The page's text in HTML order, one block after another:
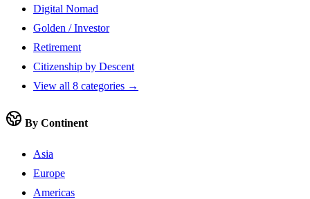
Digital Nomad
Golden / Investor
Retirement
Citizenship by Descent
View all 8 categories →
By Continent
Asia
Europe
Americas